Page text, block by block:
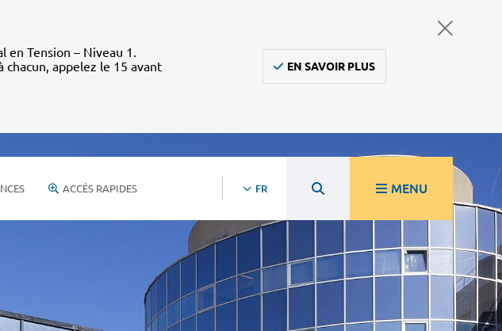
en Tension – Niveau 1.
chacun, appelez le 15 avant
EN SAVOIR PLUS
ACCÈS RAPIDES FR MENU